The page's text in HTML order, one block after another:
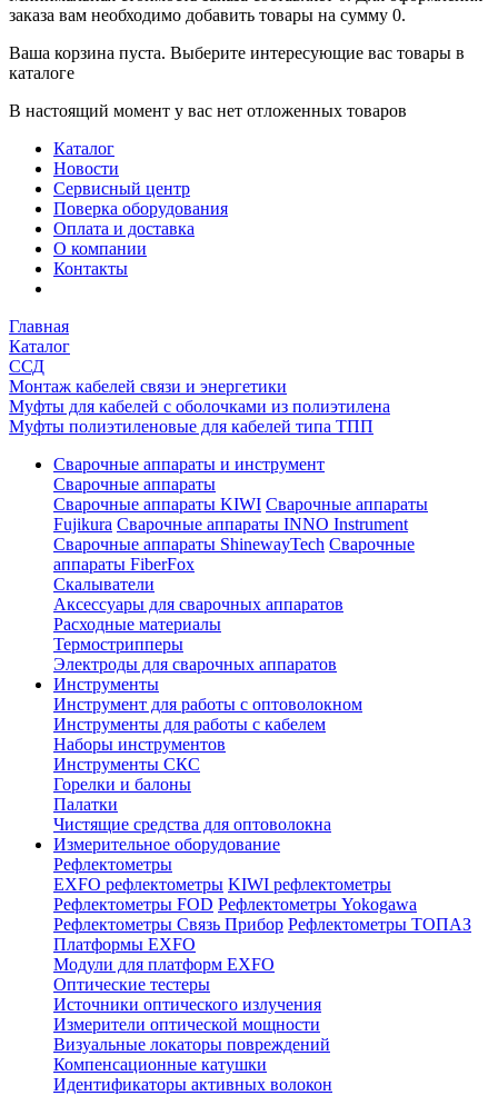
заказа вам необходимо добавить товары на сумму 0.
Ваша корзина пуста. Выберите интересующие вас товары в
каталоге
В настоящий момент у вас нет отложенных товаров
Каталог
Новости
Сервисный центр
Поверка оборудования
Оплата и доставка
О компании
Контакты
Главная
Каталог
ССД
Монтаж кабелей связи и энергетики
Муфты для кабелей с оболочками из полиэтилена
Муфты полиэтиленовые для кабелей типа ТПП
Сварочные аппараты и инструмент
Сварочные аппараты
Сварочные аппараты KIWI Сварочные аппараты
Fujikura Сварочные аппараты INNO Instrument
Сварочные аппараты ShinewayTech Cварочные
аппараты FiberFox
Скалыватели
Аксессуары для сварочных аппаратов
Расходные материалы
Термострипперы
Электроды для сварочных аппаратов
Инструменты
Инструмент для работы с оптоволокном
Инструменты для работы с кабелем
Наборы инструментов
Инструменты СКС
Горелки и балоны
Палатки
Чистящие средства для оптоволокна
Измерительное оборудование
Рефлектометры
EXFO рефлектометры KIWI рефлектометры
Рефлектометры FOD Рефлектометры Yokogawa
Рефлектометры Связь Прибор Рефлектометры ТОПАЗ
Платформы EXFO
Модули для платформ EXFO
Оптические тестеры
Источники оптического излучения
Измерители оптической мощности
Визуальные локаторы повреждений
Компенсационные катушки
Идентификаторы активных волокон